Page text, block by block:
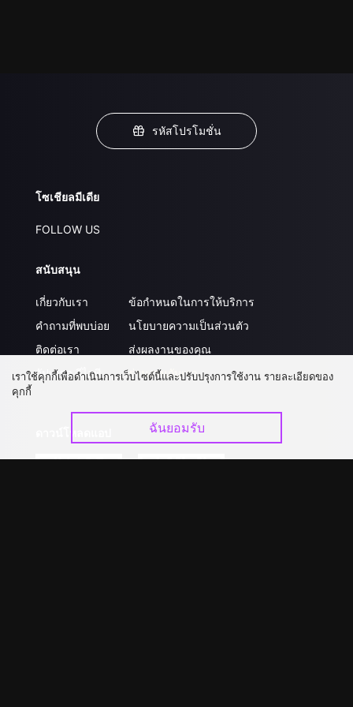
รหัสโปรโมชั่น
โซเชียลมีเดีย
FOLLOW US
สนับสนุน
เกี่ยวกับเรา
คำถามที่พบบ่อย
ติดต่อเรา
อัปเกรด วีไอพี
ข้อกำหนดในการให้บริการ
นโยบายความเป็นส่วนตัว
ส่งผลงานของคุณ
ร่วมงานกับเรา
เราใช้คุกกี้เพื่อดำเนินการเว็บไซต์นี้และปรับปรุงการใช้งาน รายละเอียดของ
คุกกี้
ฉันยอมรับ